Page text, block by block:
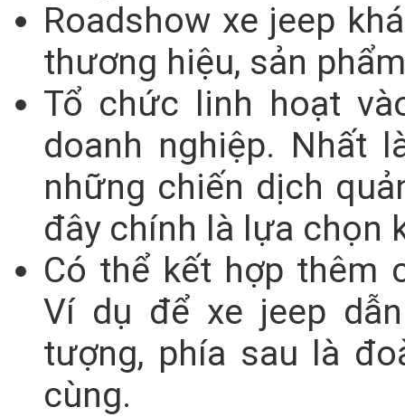
Roadshow xe jeep
thương hiệu, sản
Tổ chức linh hoạt
doanh nghiệp. Nhất
những chiến dịch
đây chính là lựa chọn
Có thể kết hợp thêm
Ví dụ để xe jeep
tượng, phía sau là
cùng.